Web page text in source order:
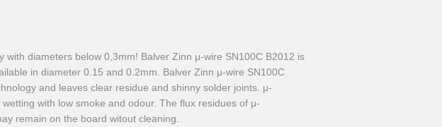
with diameters below 0,3mm! Balver Zinn μ-wire SN100C B2012 is
in diameter 0.15 and 0.2mm. Balver Zinn μ-wire SN100C
and leaves clear residue and shinny solder joints. μ-
with low smoke and odour. The flux residues of μ-
remain on the board witout cleaning.